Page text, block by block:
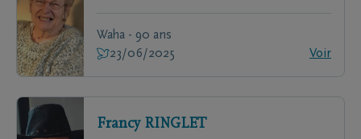
Waha - 90 ans
23/06/2025
Voir
Francy RINGLET